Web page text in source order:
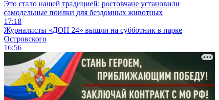
Это стало нашей традицией: ростовчане установили
самодельные поилки для бездомных животных
17:18
Журналисты «ДОН 24» вышли на субботник в парке
Островского
16:56